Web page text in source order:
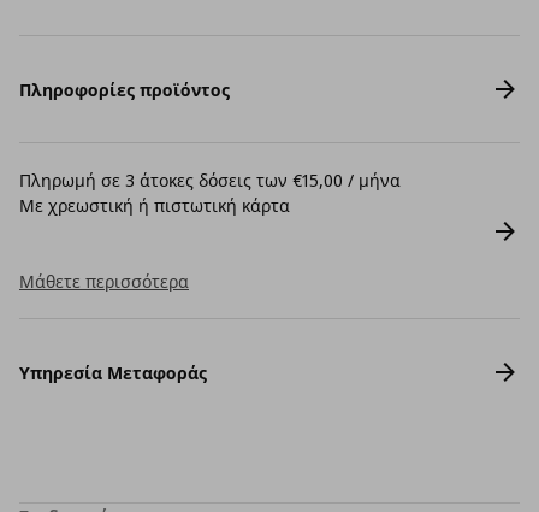
Πληροφορίες προϊόντος
Πληρωμή σε 3 άτοκες δόσεις των €15,00 / μήνα
Με χρεωστική ή πιστωτική κάρτα
Μάθετε περισσότερα
Υπηρεσία Μεταφοράς